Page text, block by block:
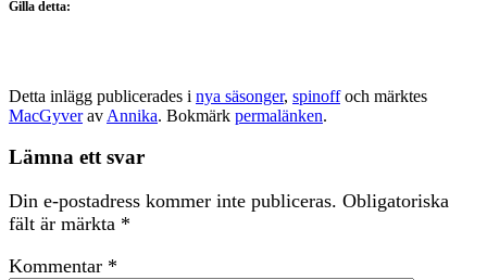
Gilla detta:
Detta inlägg publicerades i nya säsonger, spinoffoch märktes
MacGyverav Annika. Bokmärk permalänken.
Lämna ett svar
Din e-postadress kommer inte publiceras. Obligatoriska
fält är märkta *
Kommentar *